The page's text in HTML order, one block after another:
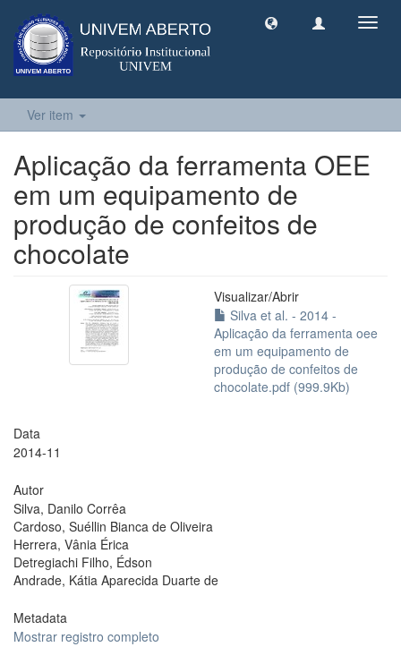
Ver item
Aplicação da ferramenta OEE
em um equipamento de
produção de confeitos de
chocolate
Visualizar/Abrir
Silva et al. - 2014 -
Aplicação da ferramenta oee
em um equipamento de
produção de confeitos de
chocolate.pdf (999.9Kb)
Data
2014-11
Autor
Silva, Danilo Corrêa
Cardoso, Suéllin Bianca de Oliveira
Herrera, Vânia Érica
Detregiachi Filho, Édson
Andrade, Kátia Aparecida Duarte de
Metadata
Mostrar registro completo